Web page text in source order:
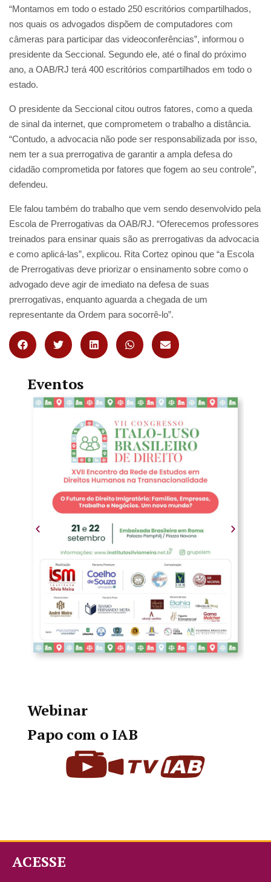
“Montamos em todo o estado 250 escritórios compartilhados,
nos quais os advogados dispõem de computadores com
câmeras para participar das videoconferências”, informou o
presidente da Seccional. Segundo ele, até o final do próximo
ano, a OAB/RJ terá 400 escritórios compartilhados em todo o
estado.
O presidente da Seccional citou outros fatores, como a queda
de sinal da internet, que comprometem o trabalho a distância.
“Contudo, a advocacia não pode ser responsabilizada por isso,
nem ter a sua prerrogativa de garantir a ampla defesa do
cidadão comprometida por fatores que fogem ao seu controle”,
defendeu.
Ele falou também do trabalho que vem sendo desenvolvido pela
Escola de Prerrogativas da OAB/RJ. “Oferecemos professores
treinados para ensinar quais são as prerrogativas da advocacia
e como aplicá-las”, explicou. Rita Cortez opinou que “a Escola
de Prerrogativas deve priorizar o ensinamento sobre como o
advogado deve agir de imediato na defesa de suas
prerrogativas, enquanto aguarda a chegada de um
representante da Ordem para socorrê-lo”.
Eventos
Webinar
Papo com o IAB
ACESSE